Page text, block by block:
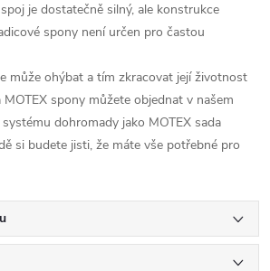
je dostatečně silný, ale konstrukce
spony není určen pro častou
může ohýbat a tím zkracovat její životnost
MOTEX spony můžete objednat v našem
dohromady jako MOTEX sada
si budete jisti, že máte vše potřebné pro